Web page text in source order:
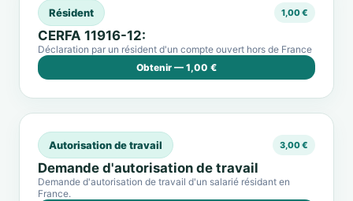
Résident 1,00 €
CERFA 11916-12:
Déclaration par un résident d'un compte ouvert hors de France
Obtenir — 1,00 €
Autorisation de travail 3,00 €
Demande d'autorisation de travail
Demande d'autorisation de travail d'un salarié résidant en
France.